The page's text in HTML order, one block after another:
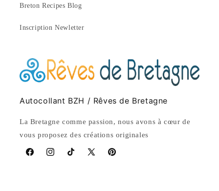
Breton Recipes Blog
Inscription Newletter
Autocollant BZH / Rêves de Bretagne
La Bretagne comme passion, nous avons à cœur de
vous proposez des créations originales
FacebookInstagramTikTokX
Pinterest